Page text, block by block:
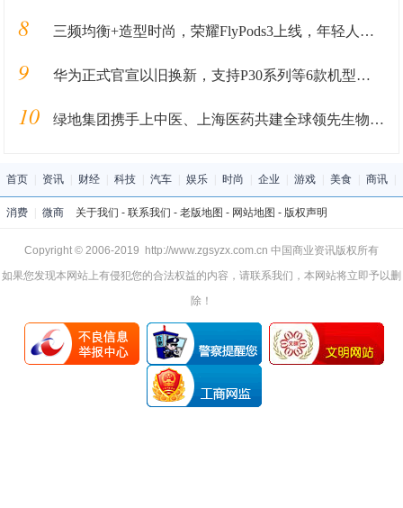
8 三频均衡+造型时尚，荣耀FlyPods3上线，年轻人的首选
9 华为正式官宣以旧换新，支持P30系列等6款机型，你等到了么？
10 绿地集团携手上中医、上海医药共建全球领先生物医药及医用物资产业园
首页 资讯 财经 科技 汽车 娱乐 时尚 企业 游戏 美食 商讯
消费 微商 关于我们 - 联系我们 - 老版地图 - 网站地图 - 版权声明
Copyright © 2006-2019 http://www.zgsyzx.com.cn 中国商业资讯版权所有
如果您发现本网站上有侵犯您的合法权益的内容，请联系我们，本网站将立即予以删
除！